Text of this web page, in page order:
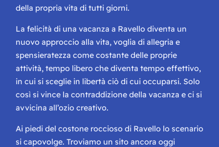
della propria vita di tutti giorni.
La felicità di una vacanza a Ravello diventa un
nuovo approccio alla vita, voglia di allegria e
spensieratezza come costante delle proprie
attività, tempo libero che diventa tempo effettivo,
in cui si sceglie in libertà ciò di cui occuparsi. Solo
così si vince la contraddizione della vacanza e ci si
avvicina all’ozio creativo.
Ai piedi del costone roccioso di Ravello lo scenario
si capovolge. Troviamo un sito ancora oggi